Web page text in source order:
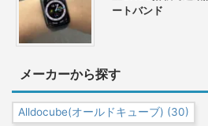
ートバンド
メーカーから探す
Alldocube(オールドキューブ) (30)